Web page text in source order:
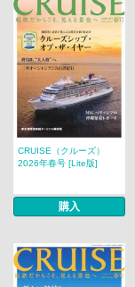
CRUISE（クルーズ）
2026年春号 [Lite版]
購入